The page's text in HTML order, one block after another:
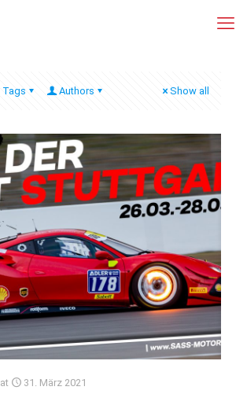
Tags Authors Show all
at 31. März 2021